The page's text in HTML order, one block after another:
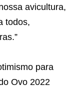
avicultura,
todos,
para
Ovo 2022